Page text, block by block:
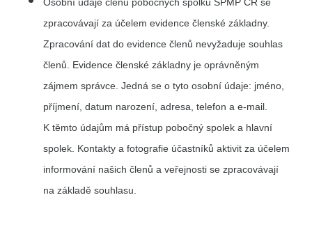
zpracovávají za účelem evidence členské základny.
Zpracování dat do evidence členů nevyžaduje souhlas
členů. Evidence členské základny je oprávněným
zájmem správce. Jedná se o tyto osobní údaje: jméno,
příjmení, datum narození, adresa, telefon a e-mail.
K těmto údajům má přístup pobočný spolek a hlavní
spolek. Kontakty a fotografie účastníků aktivit za účelem
informování našich členů a veřejnosti se zpracovávají
na základě souhlasu.